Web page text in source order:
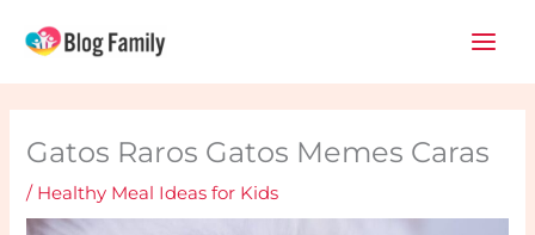
Gatos Raros Gatos Memes Caras
/ Healthy Meal Ideas for Kids